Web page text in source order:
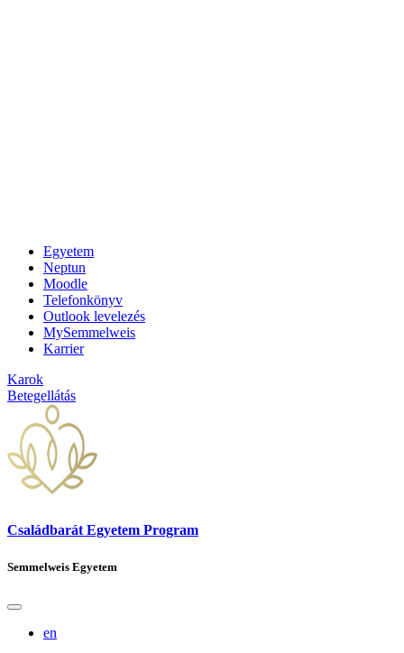
Egyetem
Neptun
Moodle
Telefonkönyv
Outlook levelezés
MySemmelweis
Karrier
Karok
Betegellátás
Családbarát Egyetem Program
Semmelweis Egyetem
en